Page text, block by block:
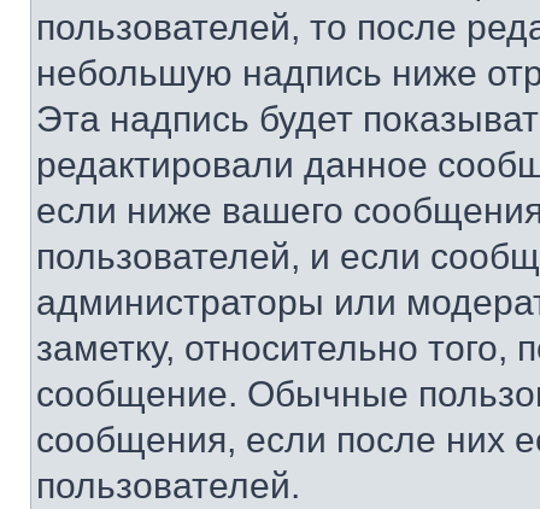
пользователей, то после
небольшую надпись ниже
Эта надпись будет
редактировали данное
если ниже вашего
пользователей, и если
администраторы или
заметку, относительно
сообщение. Обычные
сообщения, если после них
пользователей.